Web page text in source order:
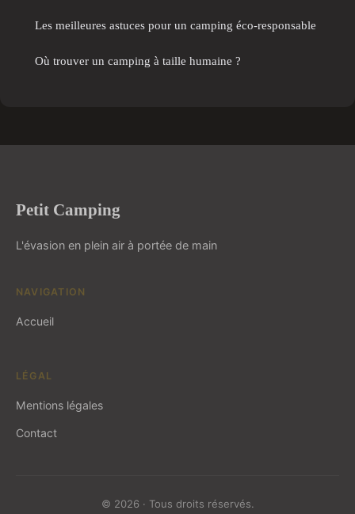
Les meilleures astuces pour un camping éco-responsable
Où trouver un camping à taille humaine ?
Petit Camping
L'évasion en plein air à portée de main
NAVIGATION
Accueil
LÉGAL
Mentions légales
Contact
© 2026 · Tous droits réservés.